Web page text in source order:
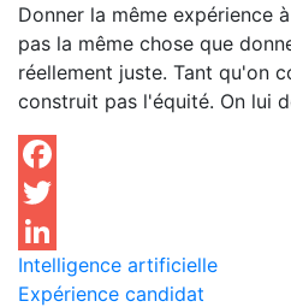
Donner la même expérience
pas la même chose que
réellement juste. Tant qu'on
construit pas l'équité. On lui
Facebook
Twitter
LinkedIn
Intelligence artificielle
Expérience candidat